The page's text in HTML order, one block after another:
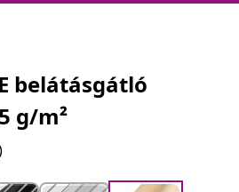
belátásgátló
g/m²